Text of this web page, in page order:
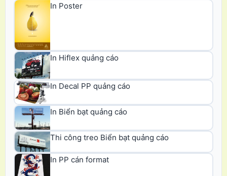
In Poster
In Hiflex quảng cáo
In Decal PP quảng cáo
In Biển bạt quảng cáo
Thi công treo Biển bạt quảng cáo
In PP cán format